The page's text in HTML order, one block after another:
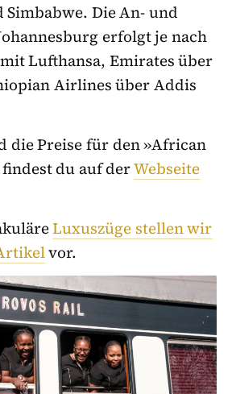
Die An- und
erfolgt je nach
Lufthansa, Emirates über
Airlines über Addis
die Preise für den »African
du auf derWebseite
Luxuszüge stellen wir
vor.